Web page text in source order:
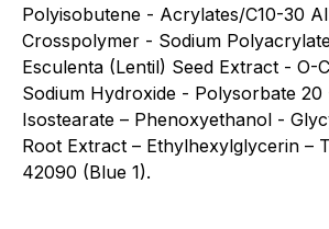
Polyisobutene - Acrylates/C10-30
Crosspolymer - Sodium
Esculenta (Lentil) Seed Extract - O-
Sodium Hydroxide - Polysorbate
Isostearate – Phenoxyethanol -
Root Extract – Ethylhexylglycerin –
42090 (Blue 1).